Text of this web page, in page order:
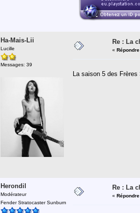
Ha-Mais-Lii
Lucille
Messages: 39
Re : La
«
La saison 5 des
Herondil
Modérateur
Fender Stratocaster Sunburn
Re : La
«